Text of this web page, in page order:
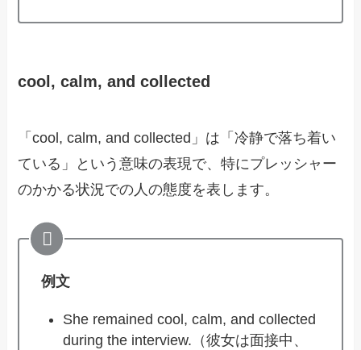
cool, calm, and collected
「cool, calm, and collected」は「冷静で落ち着い
ている」という意味の表現で、特にプレッシャー
のかかる状況での人の態度を表します。
例文
She remained cool, calm, and collected
during the interview.（彼女は面接中、